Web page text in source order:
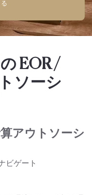
EOR /
ソーシ
アウトソーシ
ビゲート